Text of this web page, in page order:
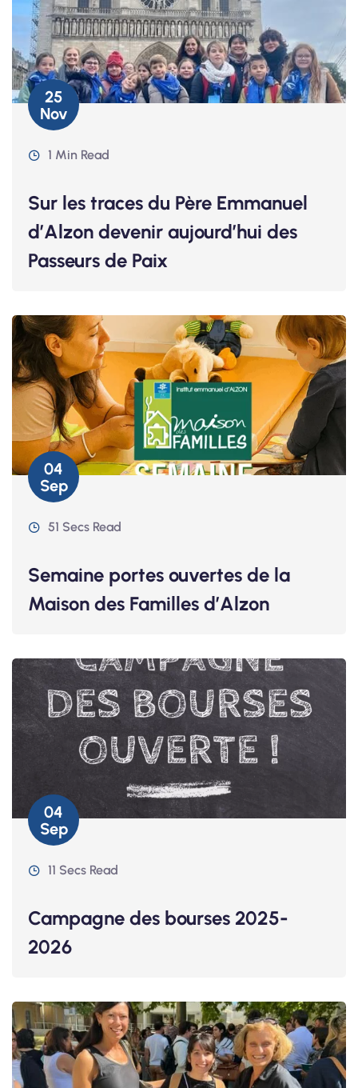
25
Nov
1 Min Read
Sur les traces du Père Emmanuel
d’Alzon devenir aujourd’hui des
Passeurs de Paix
04
Sep
51 Secs Read
Semaine portes ouvertes de la
Maison des Familles d’Alzon
04
Sep
11 Secs Read
Campagne des bourses 2025-
2026